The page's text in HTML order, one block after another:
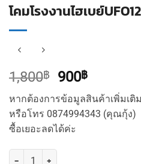
โคมโรงงานไฮเบย์
1,800฿
Original
price
was:
1,800฿.
900฿Current
price
is:
900฿.
หากต้องการข้อมูลสินค้าเพิ่มเติ
หรือโทร 0874994343 (คุณกุ้ง)
ซื้อเยอะลดได้ค่ะ
จำนวน โคมโรงงานไฮเบย์